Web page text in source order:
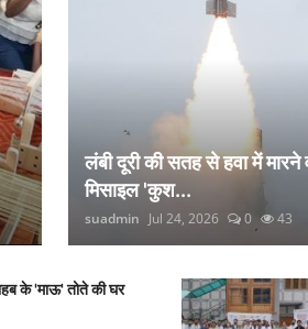
लंबी दूरी की सतह से हवा में मारने
मिसाइल 'कुश...
suadmin Jul 24, 2026 0 43
के 'माऊ' तोते की घर